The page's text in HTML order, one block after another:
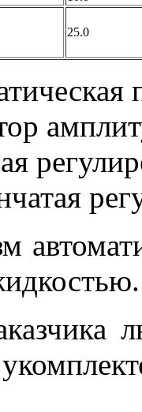
25.0